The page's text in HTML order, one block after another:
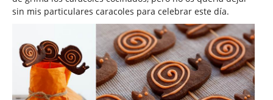
sin mis particulares caracoles para celebrar este día.